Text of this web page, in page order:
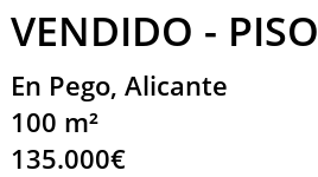
VENDIDO - PISO
En Pego, Alicante
100 m²
135.000€